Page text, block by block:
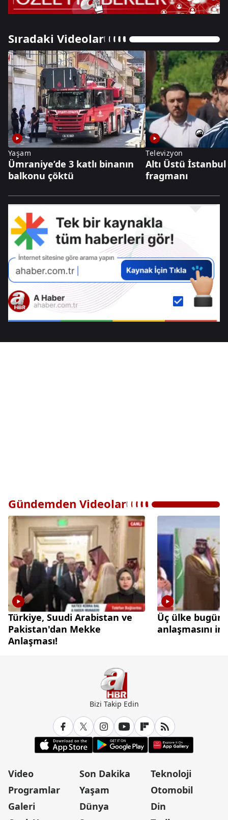
Sıradaki Videolar
Yaşam
Ümraniye’de 3 katlı binanın
balkonu çöktü
Televizyon
Altı Üstü
fragmanı
Gündemden Videolar
Türkiye, Suudi Arabistan ve
Pakistan'dan Mekke
Anlaşması!
Üç ülke bugün
anlaşmasını
Bizi Takip Edin
Video
Programlar
Galeri
Son Dakika
Yaşam
Dünya
Teknoloji
Otomobil
Din